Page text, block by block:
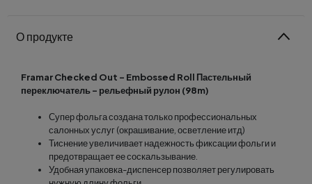
О продукте
Framar Checked Out - Embossed Roll Пастельный
переключатель - рельефный рулон (98m)
Супер фольга создана только профессиональных
салонных услуг (окрашивание, осветление итд)
Тиснение увеличивает надежность фиксации фольги и
предотвращает ее соскальзывание.
Удобная упаковка-диспенсер позволяет регулировать